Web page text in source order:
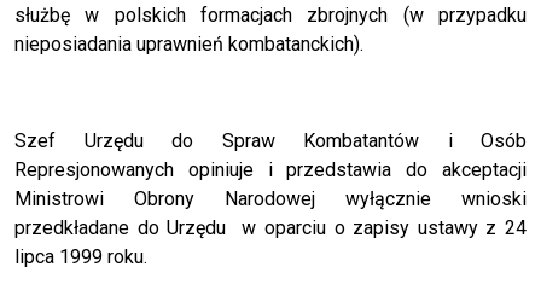
służbę w polskich formacjach zbrojnych (w przypadku
nieposiadania uprawnień kombatanckich).
Szef Urzędu do Spraw Kombatantów i Osób
Represjonowanych opiniuje i przedstawia do akceptacji
Ministrowi Obrony Narodowej wyłącznie wnioski
przedkładane do Urzędu w oparciu o zapisy ustawy z 24
lipca 1999 roku.